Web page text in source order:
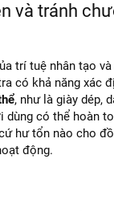
và tránh
trí tuệ nhân tạo
có khả năng xác
, như là giày dép,
dùng có thể hoàn
hư tổn nào cho
động.